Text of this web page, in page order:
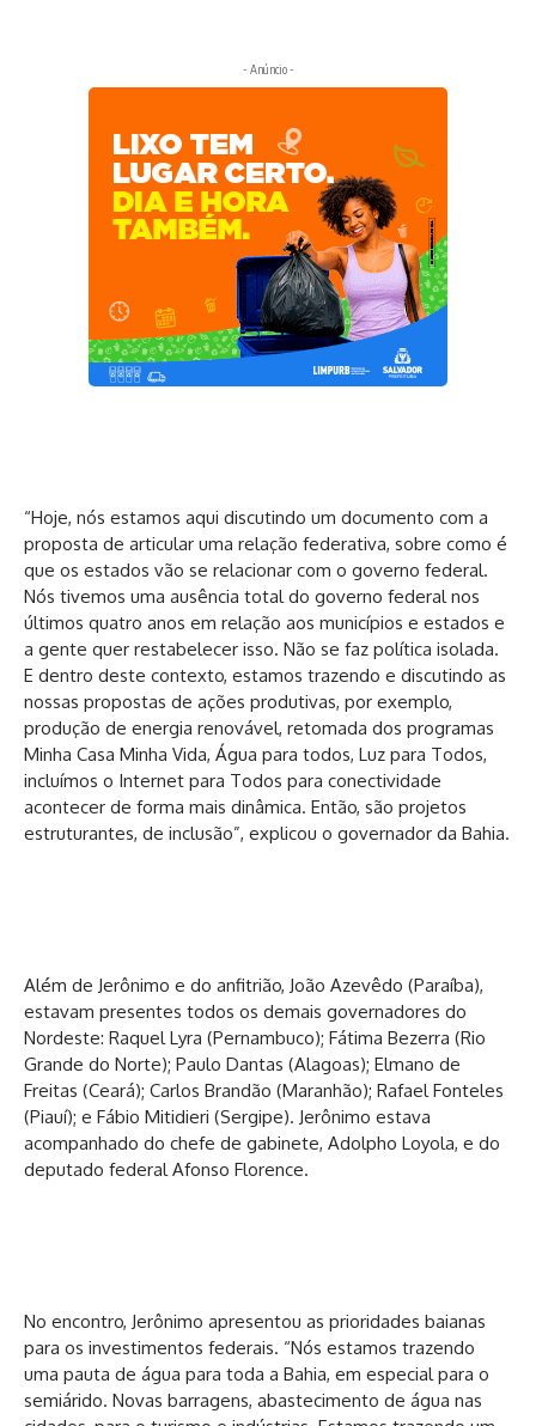
- Anúncio -
“Hoje, nós estamos aqui discutindo um documento com a
proposta de articular uma relação federativa, sobre como é
que os estados vão se relacionar com o governo federal.
Nós tivemos uma ausência total do governo federal nos
últimos quatro anos em relação aos municípios e estados e
a gente quer restabelecer isso. Não se faz política isolada.
E dentro deste contexto, estamos trazendo e discutindo as
nossas propostas de ações produtivas, por exemplo,
produção de energia renovável, retomada dos programas
Minha Casa Minha Vida, Água para todos, Luz para Todos,
incluímos o Internet para Todos para conectividade
acontecer de forma mais dinâmica. Então, são projetos
estruturantes, de inclusão”, explicou o governador da Bahia.
Além de Jerônimo e do anfitrião, João Azevêdo (Paraíba),
estavam presentes todos os demais governadores do
Nordeste: Raquel Lyra (Pernambuco); Fátima Bezerra (Rio
Grande do Norte); Paulo Dantas (Alagoas); Elmano de
Freitas (Ceará); Carlos Brandão (Maranhão); Rafael Fonteles
(Piauí); e Fábio Mitidieri (Sergipe). Jerônimo estava
acompanhado do chefe de gabinete, Adolpho Loyola, e do
deputado federal Afonso Florence.
No encontro, Jerônimo apresentou as prioridades baianas
para os investimentos federais. “Nós estamos trazendo
uma pauta de água para toda a Bahia, em especial para o
semiárido. Novas barragens, abastecimento de água nas